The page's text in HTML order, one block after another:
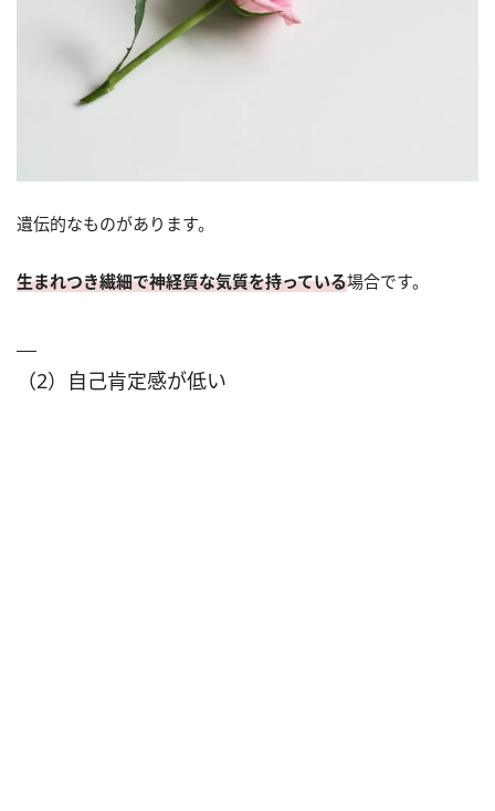
遺伝的なものがあります。
生まれつき繊細で神経質な気質を持っている場合です。
（2）自己肯定感が低い